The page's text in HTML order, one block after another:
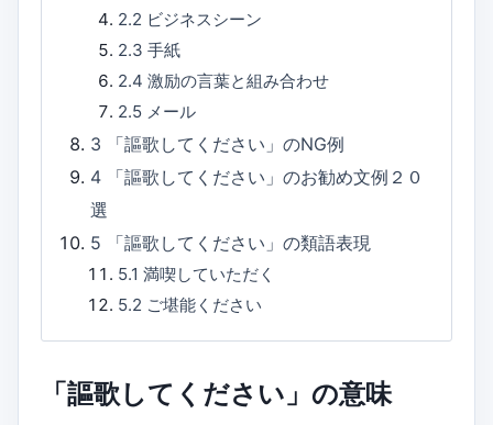
2.2 ビジネスシーン
2.3 手紙
2.4 激励の言葉と組み合わせ
2.5 メール
3
「謳歌してください」のNG例
4
「謳歌してください」のお勧め文例２０
選
5
「謳歌してください」の類語表現
5.1 満喫していただく
5.2 ご堪能ください
「謳歌してください」の意味